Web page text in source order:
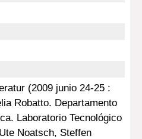
(2009 junio 24-25 :
Robatto. Departamento
Laboratorio Tecnológico
Noatsch, Steffen